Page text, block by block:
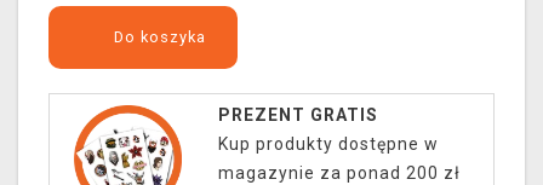
Do koszyka
PREZENT GRATIS
Kup produkty dostępne w
magazynie za ponad 200 zł